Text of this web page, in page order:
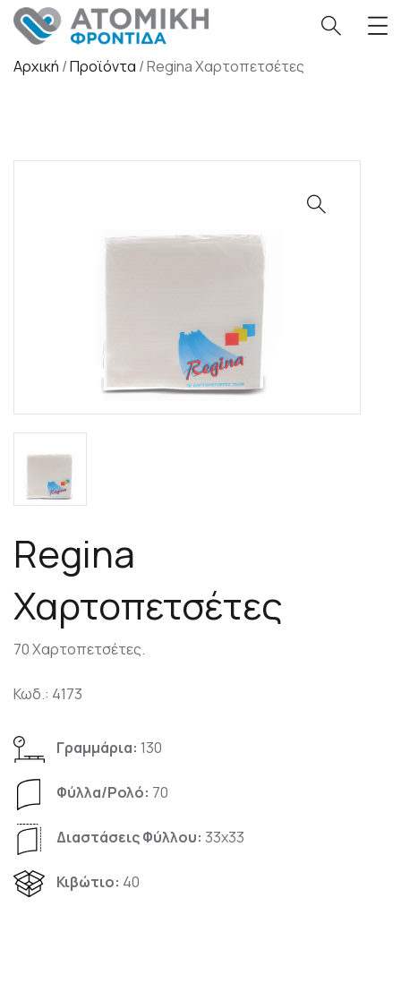
Αρχική /Προϊόντα /Regina Χαρτοπετσέτες
Regina
Χαρτοπετσέτες
70 Χαρτοπετσέτες.
Κωδ.: 4173
Γραμμάρια: 130
Φύλλα/Pολό: 70
Διαστάσεις Φύλλου: 33x33
Κιβώτιο: 40